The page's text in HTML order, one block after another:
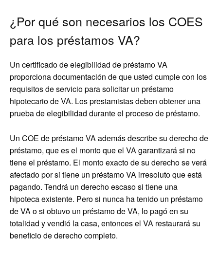
¿Por qué son necesarios los COES
para los préstamos VA?
Un certificado de elegibilidad de préstamo VA
proporciona documentación de que usted cumple con los
requisitos de servicio para solicitar un préstamo
hipotecario de VA. Los prestamistas deben obtener una
prueba de elegibilidad durante el proceso de préstamo.
Un COE de préstamo VA además describe su derecho de
préstamo, que es el monto que el VA garantizará si no
tiene el préstamo. El monto exacto de su derecho se verá
afectado por si tiene un préstamo VA irresoluto que está
pagando. Tendrá un derecho escaso si tiene una
hipoteca existente. Pero si nunca ha tenido un préstamo
de VA o si obtuvo un préstamo de VA, lo pagó en su
totalidad y vendió la casa, entonces el VA restaurará su
beneficio de derecho completo.